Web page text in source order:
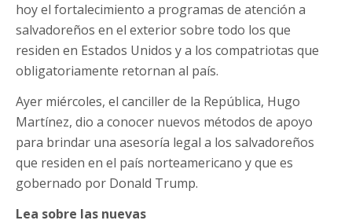
hoy el fortalecimiento a programas de atención a
salvadoreños en el exterior sobre todo los que
residen en Estados Unidos y a los compatriotas que
obligatoriamente retornan al país.
Ayer miércoles, el canciller de la República, Hugo
Martínez, dio a conocer nuevos métodos de apoyo
para brindar una asesoría legal a los salvadoreños
que residen en el país norteamericano y que es
gobernado por Donald Trump.
Lea sobre las nuevas